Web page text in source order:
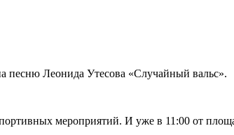
песню Леонида Утесова «Случайный вальс».
мероприятий. И уже в 11:00 от